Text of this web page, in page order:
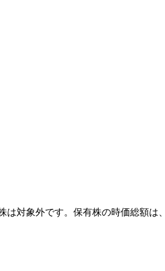
対象外です。保有株の時価総額は